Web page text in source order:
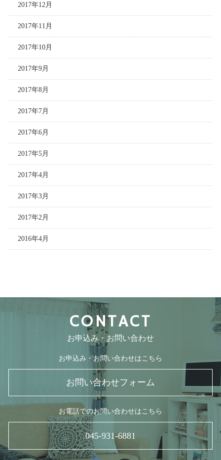
2017年12月
2017年11月
2017年10月
2017年9月
2017年8月
2017年7月
2017年6月
2017年5月
2017年4月
2017年3月
2017年2月
2016年4月
CONTACT
お申込み・お問い合わせ
お申込み・お問い合わせはこちら
お問い合わせフォーム
お電話でのお問い合わせはこちら
045-931-6881